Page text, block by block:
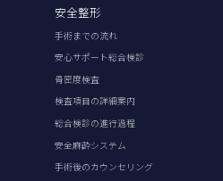
安全整形
手術までの流れ
安心サポート総合検診
骨密度検査
検査項目の詳細案内
総合検診の進行過程
安全麻酔システム
手術後のカウンセリング